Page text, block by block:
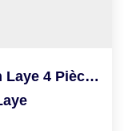
Appartement Saint Germain En Laye 4 Pièce(s) 98 M2